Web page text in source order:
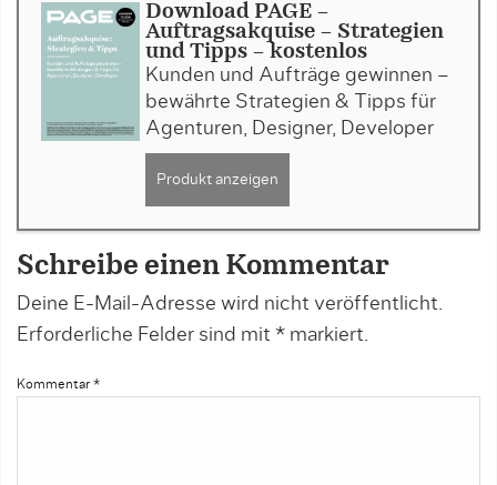
Download PAGE -
Auftragsakquise - Strategien
und Tipps - kostenlos
Kunden und Aufträge gewinnen –
bewährte Strategien & Tipps für
Agenturen, Designer, Developer
Produkt anzeigen
Schreibe einen Kommentar
Deine E-Mail-Adresse wird nicht veröffentlicht.
Erforderliche Felder sind mit * markiert.
Kommentar *